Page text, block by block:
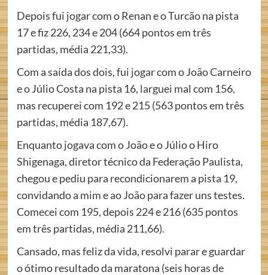
Depois fui jogar com o Renan e o Turcão na pista
17 e fiz 226, 234 e 204 (664 pontos em três
partidas, média 221,33).
Com a saída dos dois, fui jogar com o João Carneiro
e o Júlio Costa na pista 16, larguei mal com 156,
mas recuperei com 192 e 215 (563 pontos em três
partidas, média 187,67).
Enquanto jogava com o João e o Júlio o Hiro
Shigenaga, diretor técnico da Federação Paulista,
chegou e pediu para recondicionarem a pista 19,
convidando a mim e ao João para fazer uns testes.
Comecei com 195, depois 224 e 216 (635 pontos
em três partidas, média 211,66).
Cansado, mas feliz da vida, resolvi parar e guardar
o ótimo resultado da maratona (seis horas de